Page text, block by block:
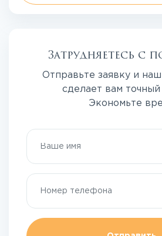
Затрудняетесь с
Отправьте заявку и
сделает вам
Экономьте